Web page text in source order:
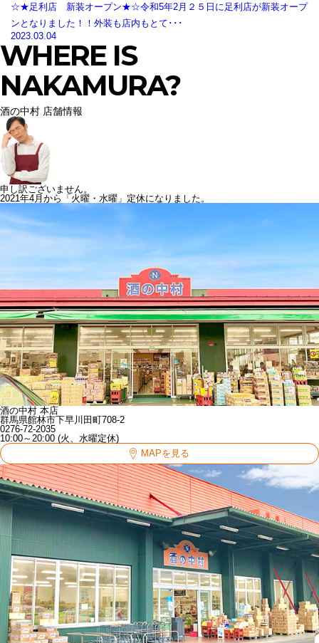
☆★足利店 新装オープン★☆令和5年2月２５日に足利店が新装オープ
ンとなりました！！外装も店内もとて･･･
2023.03.04
WHERE IS
NAKAMURA?
酒の中村 店舗情報
申し訳ございません。
2021年4月から「火曜・水曜」定休になりました。
酒の中村 本店
群馬県館林市下早川田町708-2
0276-72-2035
10:00～20:00 (火、水曜定休)
MAPを見る